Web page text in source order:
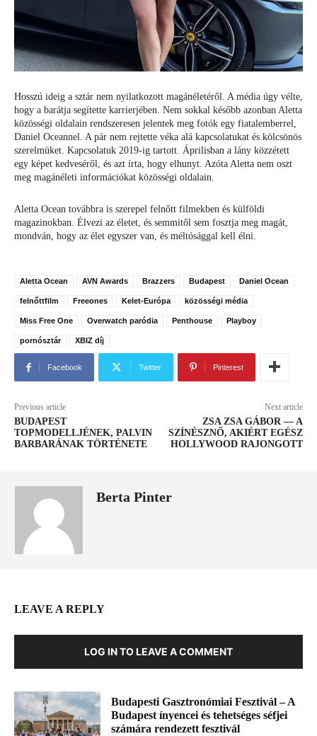
Hosszú ideig a sztár nem nyilatkozott magánéletéről. A média úgy vélte,
hogy a barátja segítette karrierjében. Nem sokkal később azonban Aletta
közösségi oldalain rendszeresen jelentek meg fotók egy fiatalemberrel,
Daniel Oceannel. A pár nem rejtette véka alá kapcsolatukat és kölcsönös
szerelmüket. Kapcsolatuk 2019-ig tartott. Áprilisban a lány közzétett
egy képet kedveséről, és azt írta, hogy elhunyt. Azóta Aletta nem oszt
meg magánéleti információkat közösségi oldalain.
Aletta Ocean továbbra is szerepel felnőtt filmekben és külföldi
magazinokban. Élvezi az életet, és semmitől sem fosztja meg magát,
mondván, hogy az élet egyszer van, és méltósággal kell élni.
Aletta Ocean AVN Awards Brazzers Budapest Daniel Ocean
felnőttfilm Freeones Kelet-Európa közösségi média
Miss Free One Overwatch paródia Penthouse Playboy
pornósztár XBIZ díj
Facebook Twitter Pinterest
Previous article
BUDAPEST
TOPMODELLJÉNEK, PALVIN
BARBARÁNAK TÖRTÉNETE
Next article
ZSA ZSA GÁBOR — A
SZÍNÉSZNŐ, AKIÉRT EGÉSZ
HOLLYWOOD RAJONGOTT
Berta Pinter
LEAVE A REPLY
LOG IN TO LEAVE A COMMENT
Budapesti Gasztronómiai Fesztivál – A
Budapest ínyencei és tehetséges séfjei
számára rendezett fesztivál